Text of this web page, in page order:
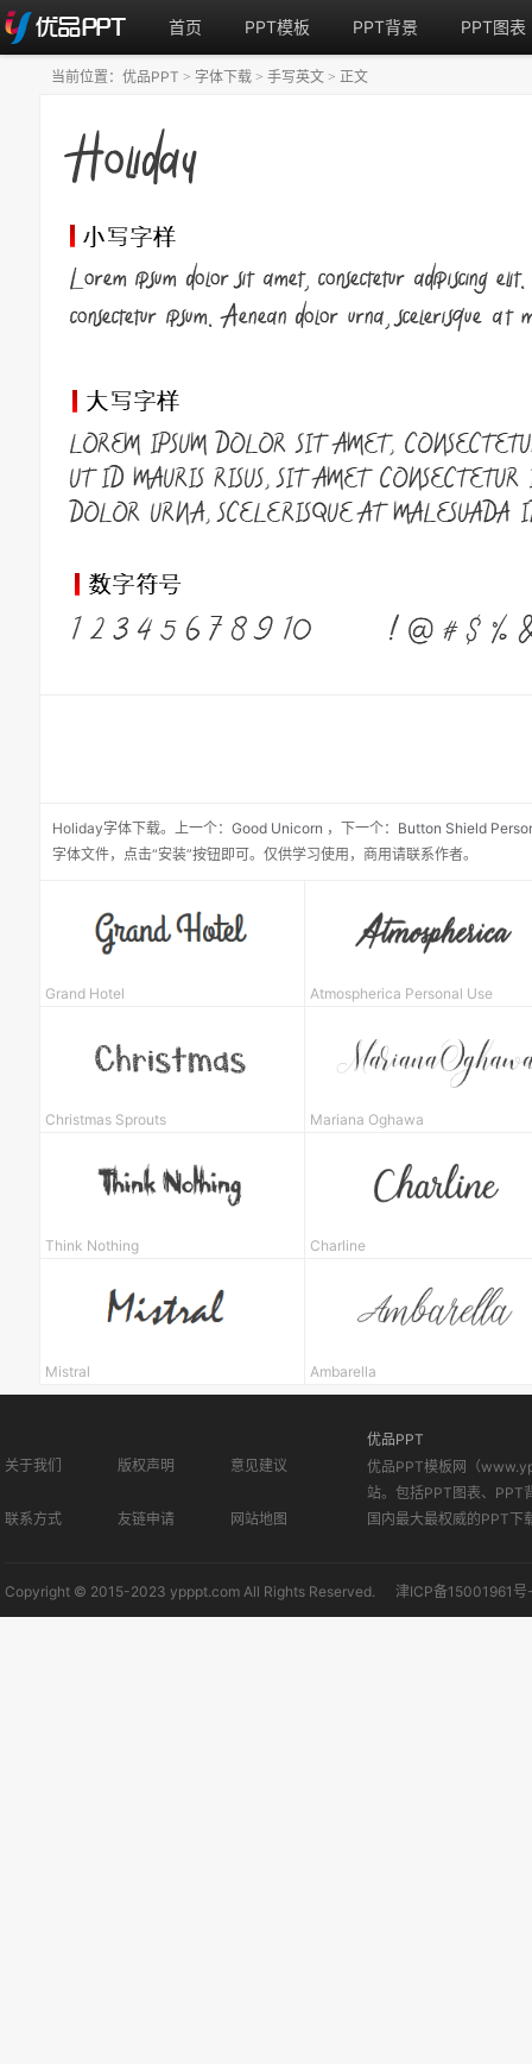
首页 PPT模板 PPT背景 PPT图表
Holiday字体下载。 上一个： Good Unicorn ， 下一个： Button Shield
字体文件，点击“安装”按钮即可。仅供学习使用，商用请联系作者。
当前位置： 优品PPT > 字体下载 > 手写英文 > 正文
Grand Hotel Atmospherica Personal Use
Christmas Sprouts Mariana Oghawa
Think Nothing Charline
Mistral Ambarella
关于我们 版权声明 意见建议
联系方式 友链申请 网站地图
优品PPT
优品PPT模板网（
站。包括PPT图表、PPT
国内最大最权威的PPT下
Copyright © 2015-2023 ypppt.com All Rights Reserved. 津ICP备15001961号